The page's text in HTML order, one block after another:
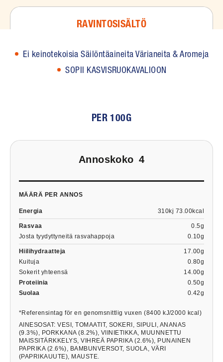
RAVINTOSISÄLTÖ
Ei keinotekoisia Säilöntäaineita Värianeita & Aromeja
SOPII KASVISRUOKAVALIOON
PER 100G
Annoskoko 4
MÄÄRÄ PER ANNOS
Energia 310kj 73.00kcal
Rasvaa
0.5g
Josta tyydyttyneitä rasvahappoja
0.10g
Hiilihydraatteja
17.00g
Kuituja
0.80g
Sokerit yhteensä
14.00g
Proteiinia
0.50g
Suolaa
0.42g
*Referensintag för en genomsnittlig vuxen (8400 kJ/2000 kcal)
AINESOSAT: VESI, TOMAATIT, SOKERI, SIPULI, ANANAS
(9.3%), PORKKANA (8.2%), VIINIETIKKA, MUUNNETTU
MAISSITÄRKKELYS, VIHREÄ PAPRIKA (2.6%), PUNAINEN
PAPRIKA (2.6%), BAMBUNVERSOT, SUOLA, VÄRI
(PAPRIKAUUTE), MAUSTE.